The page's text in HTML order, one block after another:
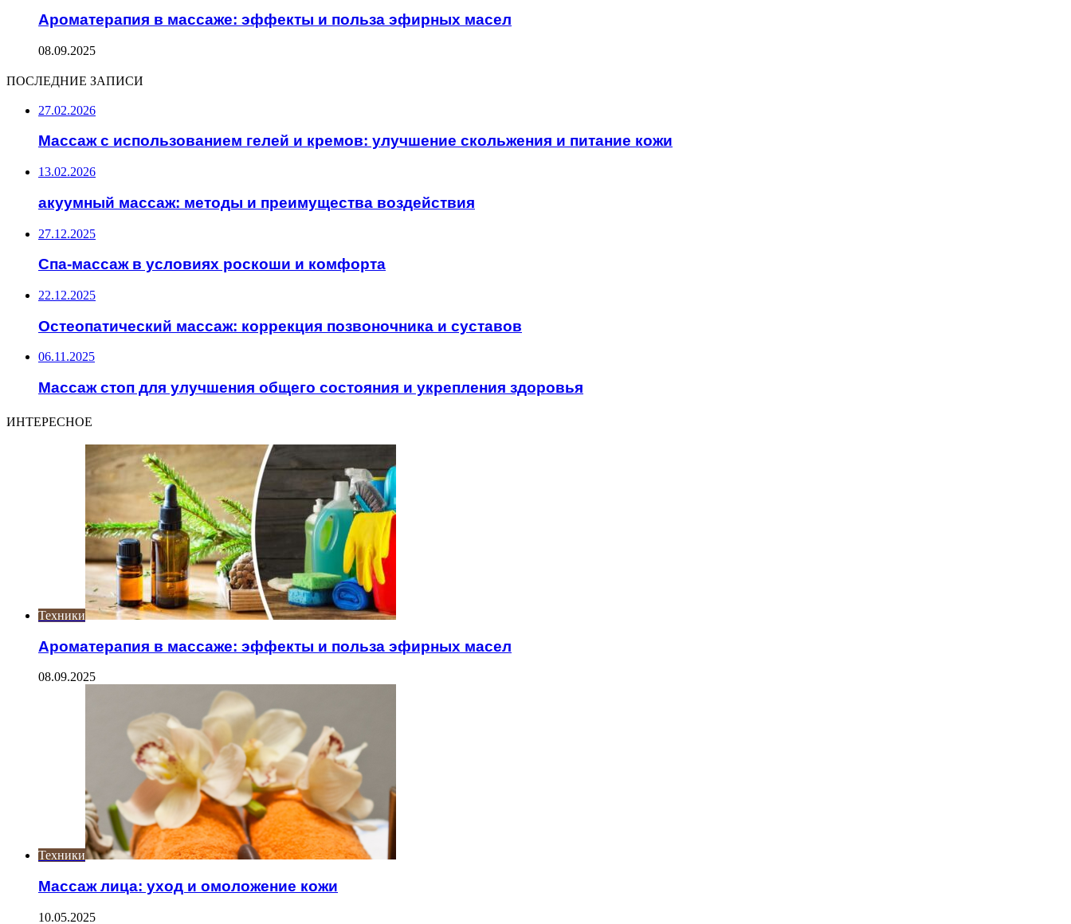
Ароматерапия в массаже: эффекты и польза эфирных масел
08.09.2025
ПОСЛЕДНИЕ ЗАПИСИ
27.02.2026
Массаж с использованием гелей и кремов: улучшение скольжения и питание кожи
13.02.2026
акуумный массаж: методы и преимущества воздействия
27.12.2025
Спа-массаж в условиях роскоши и комфорта
22.12.2025
Остеопатический массаж: коррекция позвоночника и суставов
06.11.2025
Массаж стоп для улучшения общего состояния и укрепления здоровья
ИНТЕРЕСНОЕ
Техники
Ароматерапия в массаже: эффекты и польза эфирных масел
08.09.2025
Техники
Массаж лица: уход и омоложение кожи
10.05.2025